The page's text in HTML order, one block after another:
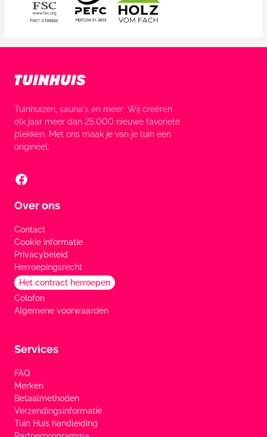
Tuinhuizen, sauna's en meer: Wij creëren
elk jaar meer dan 25.000 nieuwe favoriete
plekken. Met ons maak je van je tuin een
origineel.
Over ons
Contact
Cookie informatie
Privacybeleid
Herroepingsrecht
Het contract herroepen
Colofon
Algemene voorwaarden
Services
FAQ
Merken
Betaalmethoden
Verzendingsinformatie
Tuin Huis handleiding